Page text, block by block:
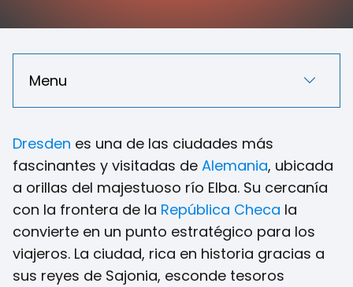
Menu
Dresden es una de las ciudades más
fascinantes y visitadas de Alemania, ubicada
a orillas del majestuoso río Elba. Su cercanía
con la frontera de la República Checa la
convierte en un punto estratégico para los
viajeros. La ciudad, rica en historia gracias a
sus reyes de Sajonia, esconde tesoros